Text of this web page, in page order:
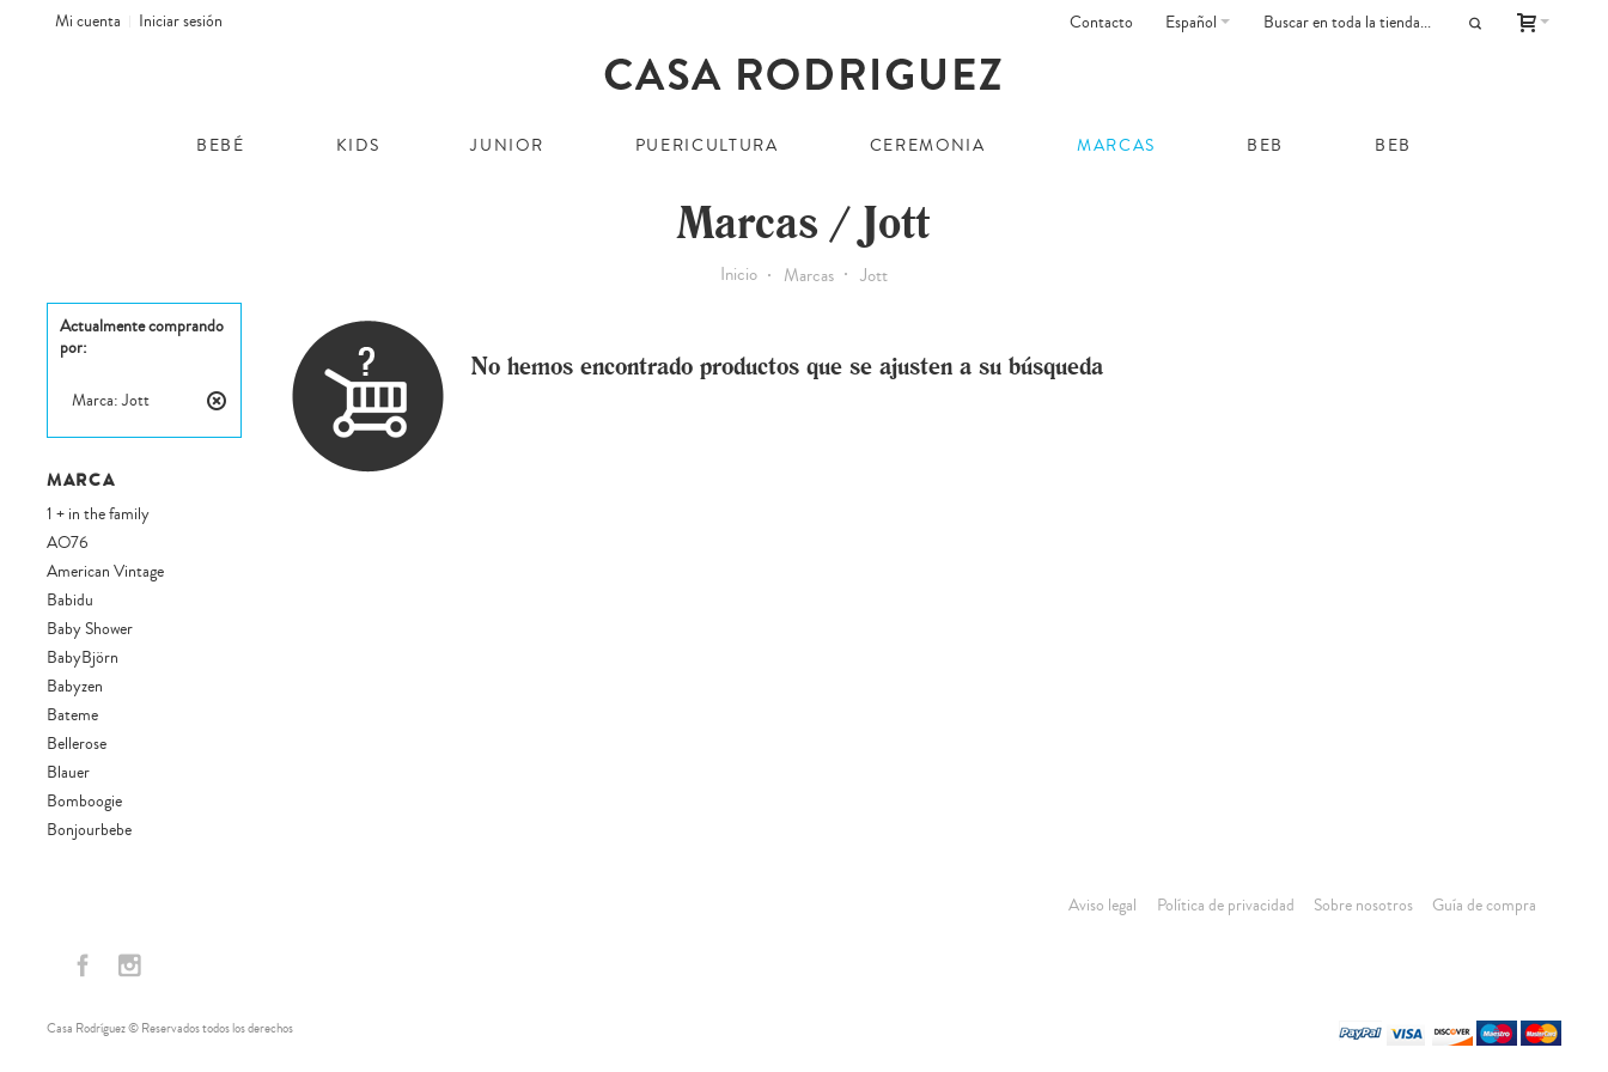
Mi cuenta Iniciar sesión Español
Contacto
BEBÉ KIDS JUNIOR PUERICULTURA CEREMONIA MARCAS BEB BEB
Marcas / Jott
Inicio Marcas Jott
No hemos encontrado productos que se ajusten a su búsqueda
Actualmente comprando
por:
este
Marca:Jott
MARCA
1 + in the family
AO76
American Vintage
Babidu
Baby Shower
BabyBjörn
Babyzen
Bateme
Bellerose
Blauer
Bomboogie
Bonjourbebe
Ergobaby
Li&me
Aviso legal Política de privacidad Sobre nosotros Guía de compra
Casa Rodríguez © Reservados todos los derechos